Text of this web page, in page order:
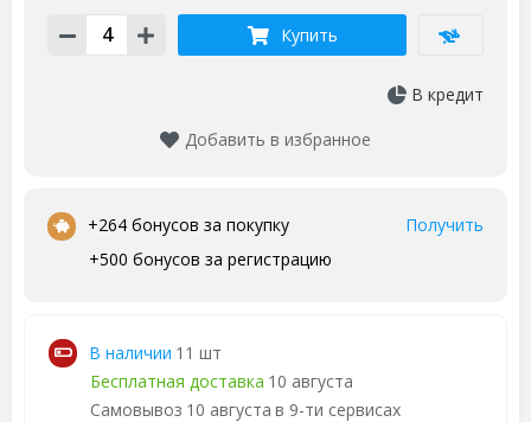
Купить
В кредит
Добавить в избранное
• +264 бонусов за покупку
Получить
+500 бонусов за регистрацию
В наличии 11 шт
Бесплатная доставка 10 августа
Самовывоз 10 августа в 9-ти сервисах